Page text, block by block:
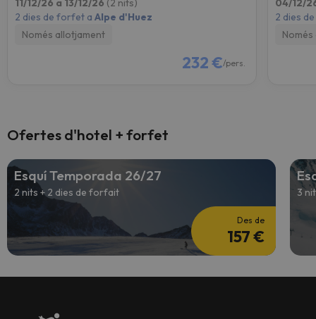
11/12/26 a 13/12/26 (2 nits)
2 dies de forfet a Alpe d'Huez
Només allotjament
232 €/pers.
04/12/
2 dies
Ofertes d'hotel + forfet
Esquí Temporada 26/27
2 nits + 2 dies de forfait
Des de
157 €
3